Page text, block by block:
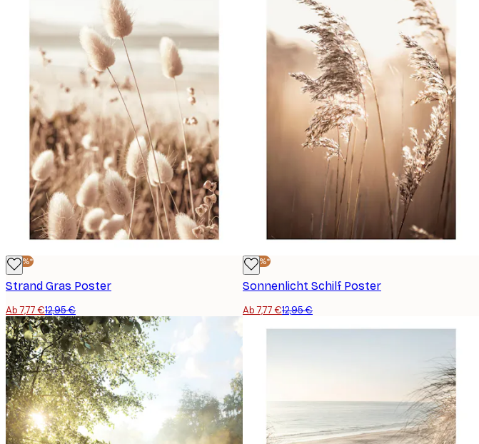
-40%*
Strand Gras Poster
Ab 7,77 €12,95 €
-40%*
Sonnenlicht Schilf Poster
Ab 7,77 €12,95 €